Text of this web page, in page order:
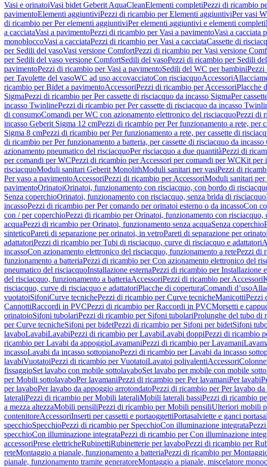
Vasi e orinatoiVasi bidet Geberit AquaCleanElementi completiPezzi di ricambio
pavimentoElementi aggiuntiviPezzi di ricambio per Elementi aggiuntiviPer vasi
di ricambio per Per elementi aggiuntiviPer elementi aggiuntivi e elementi completi
a cacciataVasi a pavimentoPezzi di ricambio per Vasi a pavimentoVasi a cacciata
monobloccoVasi a cacciataPezzi di ricambio per Vasi a cacciataCassette di
per Sedili del vasoVasi versione ComfortPezzi di ricambio per Vasi versione
per Sedili del vaso versione ComfortSedili del vasoPezzi di ricambio per Sedili
pavimentoPezzi di ricambio per Vasi a pavimentoSedili del WC per bambiniPezzi
per Tavolette del vasoWC ad uso accovacciatoCon risciacquoAccessori
ricambio per Bidet a pavimentoAccessoriPezzi di ricambio per AccessoriPlacche
SigmaPezzi di ricambio per Per cassette di risciacquo da incasso SigmaPer
incasso TwinlinePezzi di ricambio per Per cassette di risciacquo da incasso
di consumoComandi per WC con azionamento elettronico del risciacquoPezzi di
incasso Geberit Sigma 12 cmPezzi di ricambio per Per funzionamento a rete, per
Sigma 8 cmPezzi di ricambio per Per funzionamento a rete, per cassette di
di ricambio per Per funzionamento a batteria, per cassette di risciacquo da
azionamento pneumatico del risciacquoPer risciacquo a due quantitàPezzi di
per comandi per WCPezzi di ricambio per Accessori per comandi per WCKit per
risciacquoModuli sanitari Geberit MonolithModuli sanitari per vasiPezzi di
Per vaso a pavimentoAccessoriPezzi di ricambio per AccessoriModuli sanitari per
pavimentoOrinatoiOrinatoi, funzionamento con risciacquo, con bordo di
Senza coperchioOrinatoi, funzionamento con risciacquo, senza brida di risciacquo
incassoPezzi di ricambio per Per comando per orinatoi esterno o da incassoCon
con / per coperchioPezzi di ricambio per Orinatoi, funzionamento con risciacquo,
acquaPezzi di ricambio per Orinatoi, funzionamento senza acquaSenza coperchio
sinteticoPareti di separazione per orinatoi, in vetroPareti di separazione per
adattatoriPezzi di ricambio per Tubi di risciacquo, curve di risciacquo e adattatori
incassoCon azionamento elettronico del risciacquo, funzionamento a retePezzi di
funzionamento a batteriaPezzi di ricambio per Con azionamento elettronico del
pneumatico del risciacquoInstallazione esternaPezzi di ricambio per Installazione
del risciacquo, funzionamento a batteriaAccessoriPezzi di ricambio per Accessori
risciacquo, curve di risciacquo e adattatoriPlacche di coperturaComandi d’uso
vuotatoiSifoniCurve tecnichePezzi di ricambio per Curve tecnicheManicottiPezzi
CannottiRaccordi in PVCPezzi di ricambio per Raccordi in PVCMorsetti e
orinatoioSifoni tubolariPezzi di ricambio per Sifoni tubolariProlunghe del tubo di
per Curve tecnicheSifoni per bidetPezzi di ricambio per Sifoni per bidetSifoni
lavaboLavabiLavabiPezzi di ricambio per LavabiLavabi doppiPezzi di ricambio
ricambio per Lavabi da appoggioLavamaniPezzi di ricambio per Lavamani
incassoLavabi da incasso sottopianoPezzi di ricambio per Lavabi da incasso
lavabiVuotatoiPezzi di ricambio per VuotatoiLavatoi polivalentiAccessoriColonne
fissaggioSet lavabo con mobile sottolavaboSet lavabo per mobile con mobile
per Mobili sottolavaboPer lavamaniPezzi di ricambio per Per lavamaniPer lavabi
per lavaboPer lavabo da appoggio arrotondatoPezzi di ricambio per Per lavabo
lateraliPezzi di ricambio per Mobili lateraliMobili laterali bassiPezzi di ricambio
a mezza altezzaMobili pensiliPezzi di ricambio per Mobili pensiliUlteriori mobili
contenitoreAccessoriInserti per cassetti e portaoggettiPortasalviette e ganci
specchioSpecchioPezzi di ricambio per SpecchioCon illuminazione integrata
specchioCon illuminazione integrataPezzi di ricambio per Con illuminazione
accessoriPrese elettricheRubinettiRubinetterie per lavaboPezzi di ricambio per
reteMontaggio a pianale, funzionamento a batteriaPezzi di ricambio per
pianale, funzionamento tramite generatoreMontaggio a pianale, miscelatore